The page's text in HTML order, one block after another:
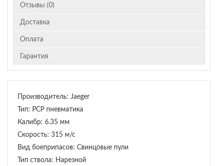
Отзывы (0)
Доставка
Оплата
Гарантия
Производитель: Jaeger
Тип: PCP пневматика
Калибр: 6.35 мм
Скорость: 315 м/с
Вид боеприпасов: Свинцовые пули
Тип ствола: Нарезной